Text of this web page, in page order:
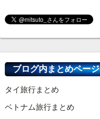
ブログ内まとめページ
タイ旅行まとめ
ベトナム旅行まとめ